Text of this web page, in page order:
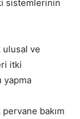
sistemlerinin
ulusal ve
itki
yapma
bakım